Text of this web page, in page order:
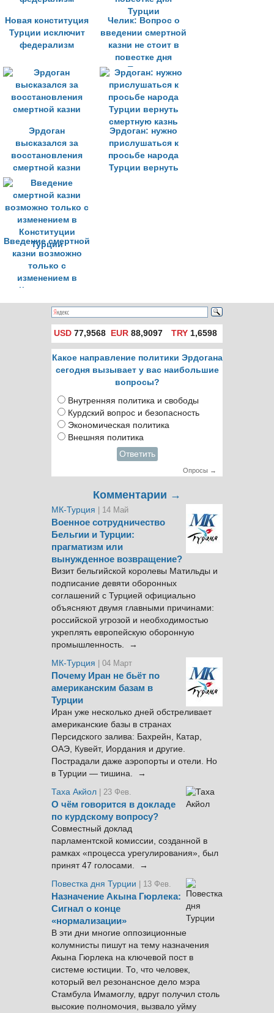
Новая конституция
Турции исключит
федерализм
Челик: Вопрос о
введении смертной
казни не стоит в
повестке дня
Турции
Эрдоган
высказался за
восстановления
смертной казни
Эрдоган: нужно
прислушаться к
просьбе народа
Турции вернуть
Введение смертной
казни возможно
только с
изменением в
Конституции
Турции
USD 77,9568 EUR 88,9097 TRY1,6598
Какое направление политики Эрдогана
сегодня вызывает у вас наибольшие
вопросы?
Внутренняя политика и свободы
Курдский вопрос и безопасность
Экономическая политика
Внешняя политика
Ответить
Опросы →
Комментарии →
МК-Турция | 14 Май
Военное сотрудничество
Бельгии и Турции:
прагматизм или
вынужденное возвращение?
Визит бельгийской королевы Матильды и
подписание девяти оборонных
соглашений с Турцией официально
объясняют двумя главными причинами:
российской угрозой и необходимостью
укреплять европейскую оборонную
промышленность. →
МК-Турция
| 04 Март
Почему Иран не бьёт по
американским базам в
Турции
Иран уже несколько дней обстреливает
американские базы в странах
Персидского залива: Бахрейн, Катар,
ОАЭ, Кувейт, Иордания и другие.
Пострадали даже аэропорты и отели. Но
в Турции — тишина. →
Таха Акйол | 23 Фев.
О чём говорится в докладе
по курдскому вопросу?
Совместный доклад
парламентской комиссии, созданной в
рамках «процесса урегулирования», был
принят 47 голосами. →
Повестка дня Турции
| 13 Фев.
Назначение Акына Гюрлека:
Сигнал о конце
«нормализации»
В эти дни многие оппозиционные
колумнисты пишут на тему назначения
Акына Гюрлека на ключевой пост в
системе юстиции. То, что человек,
который вел резонансное дело мэра
Стамбула Имамоглу, вдруг получил столь
высокие полномочия, вызвало уйму